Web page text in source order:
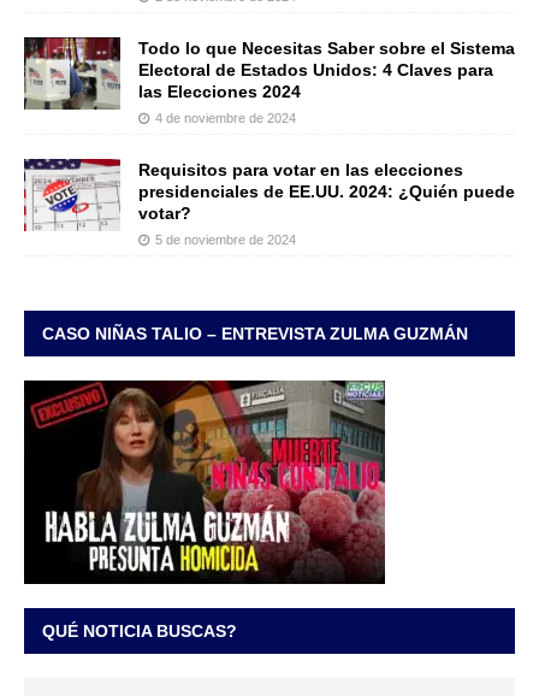
Todo lo que Necesitas Saber sobre el Sistema
Electoral de Estados Unidos: 4 Claves para
las Elecciones 2024
4 de noviembre de 2024
Requisitos para votar en las elecciones
presidenciales de EE.UU. 2024: ¿Quién puede
votar?
5 de noviembre de 2024
CASO NIÑAS TALIO – ENTREVISTA ZULMA GUZMÁN
QUÉ NOTICIA BUSCAS?